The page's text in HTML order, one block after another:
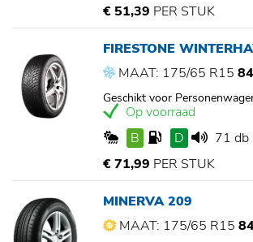
€ 51,39 PER STUK
FIRESTONE
MAAT: 175/65 R15
Geschikt voor
Op voorraad
B
D
71 db
€ 71,99 PER STUK
MINERVA 209
MAAT: 175/65 R15